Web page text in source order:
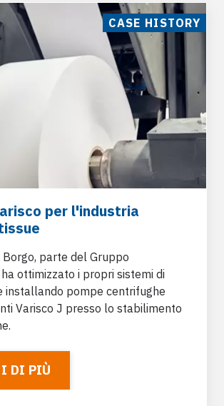
CASE HISTORY
per l'industria
parte del Gruppo
ha ottimizzato i propri sistemi di
installando pompe centrifughe
Varisco J presso lo stabilimento
DI PIÙ